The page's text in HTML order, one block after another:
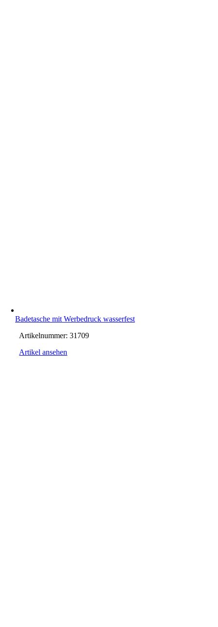
Badetasche mit Werbedruck wasserfest
Artikelnummer:31709
Artikel ansehen